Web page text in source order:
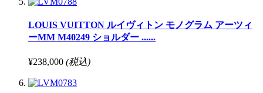
LOUIS VUITTON ルイヴィトン モノグラム アーツィ
ーMM M40249 ショルダー ......
¥238,000 (税込)